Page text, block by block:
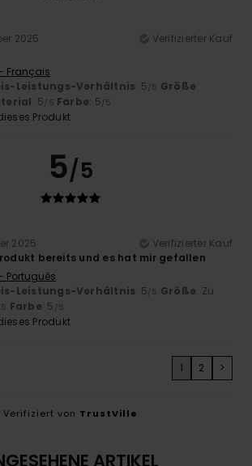
2025
Verifizierter Kauf
Français
Leistungs-Verhältnis: 5 /5 Größe:
: 5 /5 Farbe: 5 /5
Produkt
5/5
2025
Verifizierter Kauf
bereits und es hat mir gefallen
Português
Leistungs-Verhältnis: 5 /5 Größe: Zu
Farbe: 5 /5
Produkt
1 2 >
Verifiziert von TrustVille
ARTIKEL